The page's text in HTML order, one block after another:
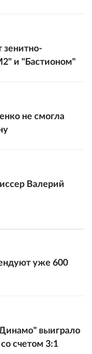
зенитно-
и "Бастионом"
не смогла
Валерий
уже 600
выиграло
счетом 3:1